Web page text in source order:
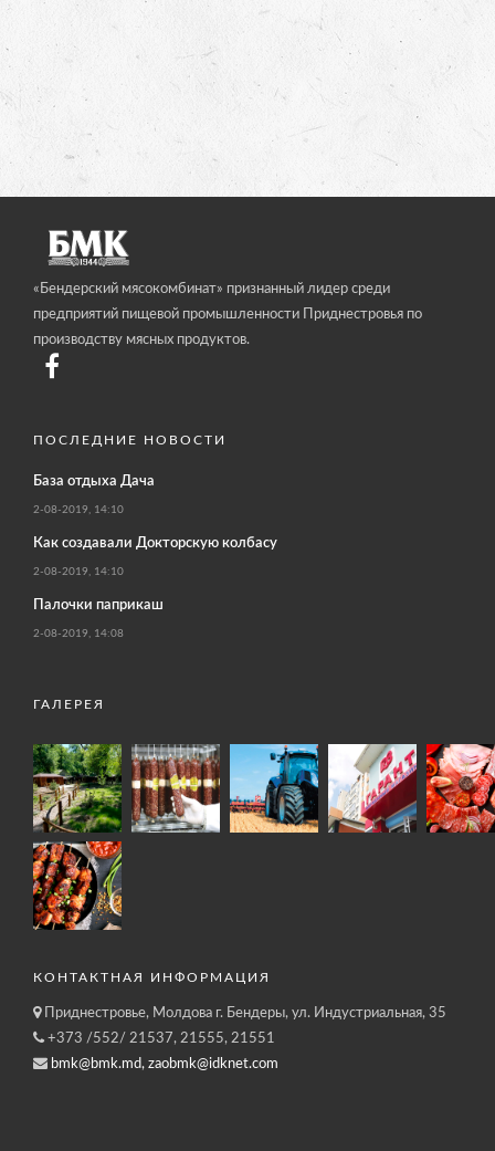
«Бендерский мясокомбинат» признанный лидер среди
предприятий пищевой промышленности Приднестровья по
производству мясных продуктов.
ПОСЛЕДНИЕ НОВОСТИ
База отдыха Дача
2-08-2019, 14:10
Как создавали Докторскую колбасу
2-08-2019, 14:10
Палочки паприкаш
2-08-2019, 14:08
ГАЛЕРЕЯ
КОНТАКТНАЯ ИНФОРМАЦИЯ
Приднестровье, Молдова г. Бендеры, ул. Индустриальная, 35
+373 /552/ 21537, 21555, 21551
bmk@bmk.md, zaobmk@idknet.com